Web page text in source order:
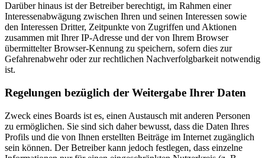
Darüber hinaus ist der Betreiber berechtigt, im Rahmen einer
Interessenabwägung zwischen Ihren und seinen Interessen sowie
den Interessen Dritter, Zeitpunkte von Zugriffen und Aktionen
zusammen mit Ihrer IP-Adresse und der von Ihrem Browser
übermittelter Browser-Kennung zu speichern, sofern dies zur
Gefahrenabwehr oder zur rechtlichen Nachverfolgbarkeit notwendig
ist.
Regelungen bezüglich der Weitergabe Ihrer Daten
Zweck eines Boards ist es, einen Austausch mit anderen Personen
zu ermöglichen. Sie sind sich daher bewusst, dass die Daten Ihres
Profils und die von Ihnen erstellten Beiträge im Internet zugänglich
sein können. Der Betreiber kann jedoch festlegen, dass einzelne